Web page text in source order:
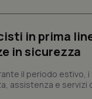
in prima
in sicurezza
il periodo estivo,
assistenza e servizi
e l'accesso alle aree
Nome
VISITOR_PRIVACY_METADATA